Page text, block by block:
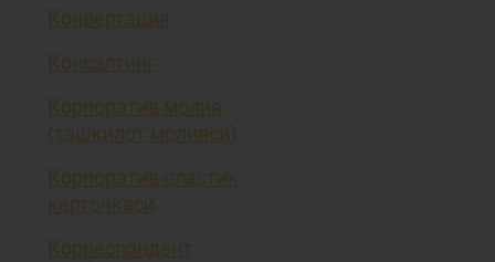
Конвертация
Консалтинг
Корпоратив молия
(ташкилот молияси)
Корпоратив пластик
карточкаси
Корреспондент